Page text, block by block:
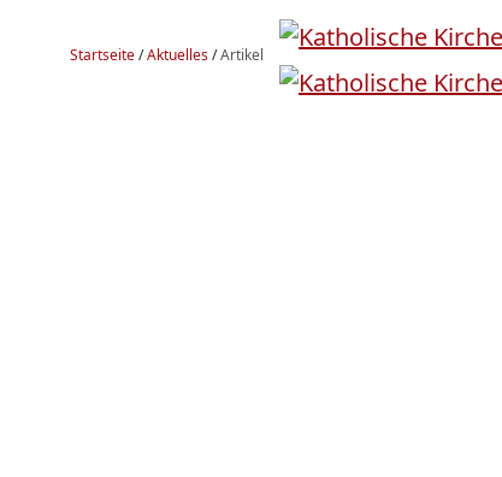
Startseite/Aktuelles/Artikel